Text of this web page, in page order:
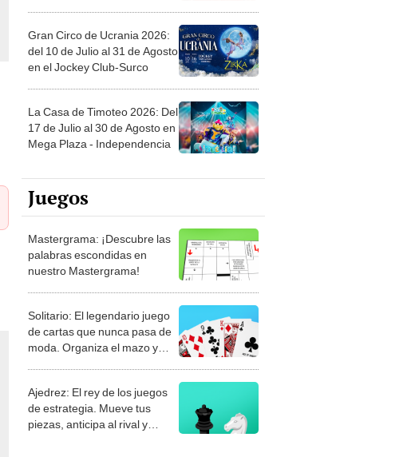
Gran Circo de Ucrania 2026:
del 10 de Julio al 31 de Agosto
en el Jockey Club-Surco
La Casa de Timoteo 2026: Del
17 de Julio al 30 de Agosto en
Mega Plaza - Independencia
Juegos
Mastergrama: ¡Descubre las
palabras escondidas en
nuestro Mastergrama!
Solitario: El legendario juego
de cartas que nunca pasa de
moda. Organiza el mazo y
Ajedrez: El rey de los juegos
de estrategia. Mueve tus
piezas, anticipa al rival y